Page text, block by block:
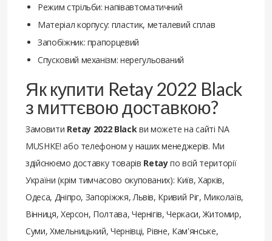
Режим стрільби: напівавтоматичний
Матеріал корпусу: пластик, металевий сплав
Запобіжник: прапорцевий
Спусковий механізм: нерегульований
Як купити Retay 2022 Black
з миттєвою доставкою?
Замовити Retay 2022 Blackви можете на сайті NA
MUSHKE! або телефоном у наших менеджерів. Ми
здійснюємо доставку товарів Retayпо всій території
України (крім тимчасово окупованих): Київ, Харків,
Одеса, Дніпро, Запоріжжя, Львів, Кривий Ріг, Миколаїв,
Вінниця, Херсон, Полтава, Чернігів, Черкаси, Житомир,
Суми, Хмельницький, Чернівці, Рівне, Кам'янське,